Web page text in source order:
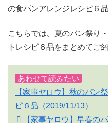
の食パンアレンジレシピ６品
こちらでは、夏のパン祭り
トレシピ６品をまとめてご
あわせて読みたい
【家事ヤロウ】秋のパン
ピ６品（2019/11/13）
【家事ヤロウ】早春の